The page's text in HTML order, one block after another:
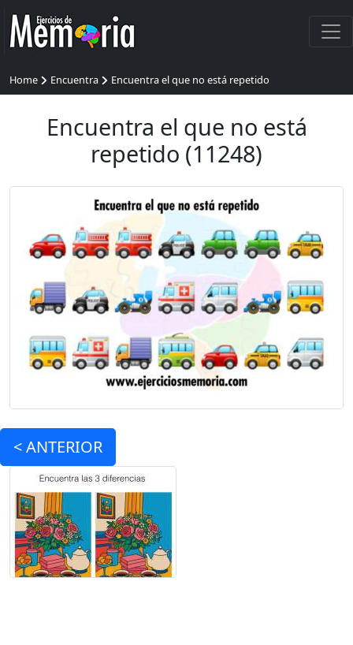
Home Encuentra Encuentra el que no está repetido
Encuentra el que no está
repetido (11248)
<ANTERIOR